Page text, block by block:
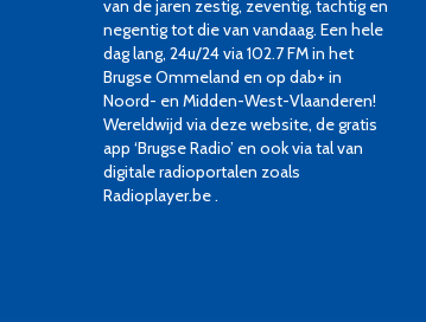
van de jaren zestig, zeventig, tachtig en
negentig tot die van vandaag. Een hele
dag lang, 24u/24 via 102.7 FM in het
Brugse Ommeland en op dab+ in
Noord- en Midden-West-Vlaanderen!
Wereldwijd via deze website, de gratis
app ‘Brugse Radio’ en ook via tal van
digitale radioportalen zoals
Radioplayer.be .